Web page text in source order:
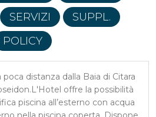
SERVIZI
SUPPL.
POLICY
distanza dalla Baia di Citara
offre la possibilità
piscina all’esterno con acqua